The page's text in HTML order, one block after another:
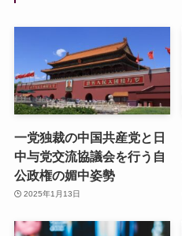
一党独裁の中国共産党と日
中与党交流協議会を行う自
公政権の媚中姿勢
2025年1月13日